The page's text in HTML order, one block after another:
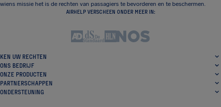
wiens missie het is de rechten van passagiers te bevorderen en te beschermen.
AIRHELP VERSCHEEN ONDER MEER IN:
KEN UW RECHTEN
ONS BEDRIJF
ONZE PRODUCTEN
PARTNERSCHAPPEN
ONDERSTEUNING